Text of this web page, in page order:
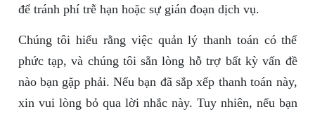
để tránh phí trễ hạn hoặc sự gián đoạn dịch vụ.
Chúng tôi hiểu rằng việc quản lý thanh toán có thể
phức tạp, và chúng tôi sẵn lòng hỗ trợ bất kỳ vấn đề
nào bạn gặp phải. Nếu bạn đã sắp xếp thanh toán này,
xin vui lòng bỏ qua lời nhắc này. Tuy nhiên, nếu bạn